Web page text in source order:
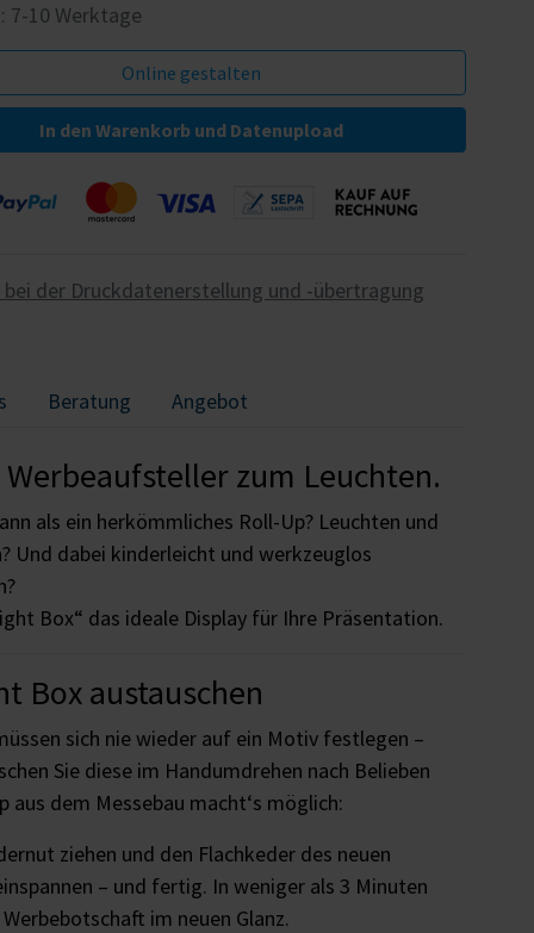
7-10 Werktage
In den Warenkorb und Datenupload
der Druckdatenerstellung und -übertragung
Beratung Angebot
zum Leuchten.
als ein herkömmliches Roll-Up? Leuchten und
Und dabei kinderleicht und werkzeuglos
Box“ das ideale Display für Ihre Präsentation.
Box austauschen
sich nie wieder auf ein Motiv festlegen –
Sie diese im Handumdrehen nach Belieben
dem Messebau macht‘s möglich:
ziehen und den Flachkeder des neuen
– und fertig. In weniger als 3 Minuten
im neuen Glanz.